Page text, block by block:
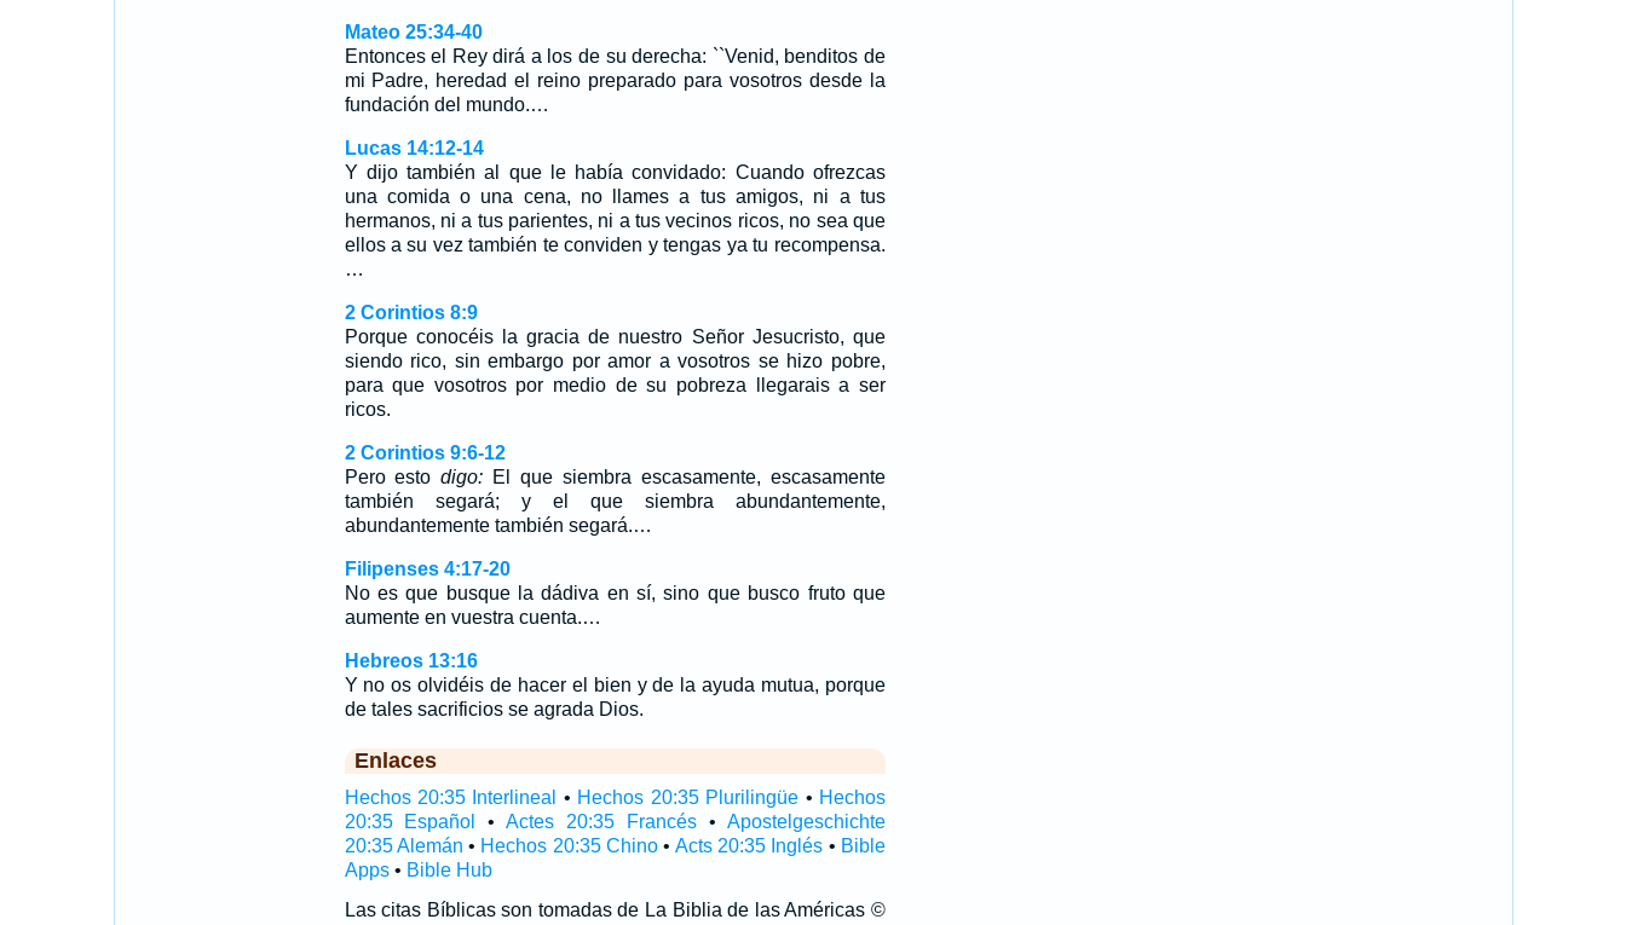
Mateo 25:34-40
Entonces el Rey dirá a los de su derecha: ``Venid, benditos de
mi Padre, heredad el reino preparado para vosotros desde la
fundación del mundo.…
Lucas 14:12-14
Y dijo también al que le había convidado: Cuando ofrezcas
una comida o una cena, no llames a tus amigos, ni a tus
hermanos, ni a tus parientes, ni a tus vecinos ricos, no sea que
ellos a su vez también te conviden y tengas ya tu recompensa.
…
2 Corintios 8:9
Porque conocéis la gracia de nuestro Señor Jesucristo, que
siendo rico, sin embargo por amor a vosotros se hizo pobre,
para que vosotros por medio de su pobreza llegarais a ser
ricos.
2 Corintios 9:6-12
Pero estodigo: El que siembra escasamente, escasamente
también segará; y el que siembra abundantemente,
abundantemente también segará.…
Filipenses 4:17-20
No es que busque la dádiva en sí, sino que busco fruto que
aumente en vuestra cuenta.…
Hebreos 13:16
Y no os olvidéis de hacer el bien y de la ayuda mutua, porque
de tales sacrificios se agrada Dios.
Enlaces
Hechos 20:35 Interlineal • Hechos 20:35 Plurilingüe • Hechos
20:35 Español
•Actes 20:35 Francés • Apostelgeschichte
20:35 Alemán • Hechos 20:35 Chino • Acts 20:35 Inglés • Bible
Apps• Bible Hub
Las citas Bíblicas son tomadas de La Biblia de las Américas ©